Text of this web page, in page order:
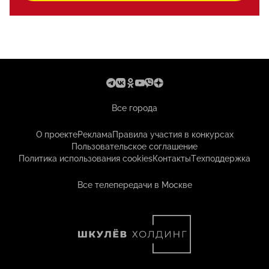
Все города
О проектеРекламаПравила участия в конкурсах
Пользовательское соглашение
Политика использования cookiesКонтактыТехподдержка
Все телепередачи в Москве